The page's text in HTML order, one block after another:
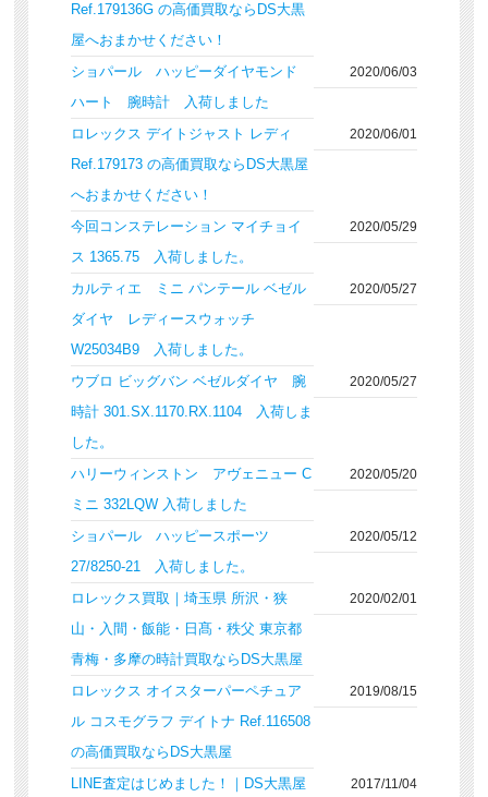
Ref.179136G の高価買取ならDS大黒
屋へおまかせください！
ショパール ハッピーダイヤモンド
ハート 腕時計 入荷しました
2020/06/03
ロレックス デイトジャスト レディ
Ref.179173 の高価買取ならDS大黒屋
へおまかせください！
2020/06/01
今回コンステレーション マイチョイ
ス 1365.75 入荷しました。
2020/05/29
カルティエ ミニ パンテール ベゼル
ダイヤ レディースウォッチ
W25034B9 入荷しました。
2020/05/27
ウブロ ビッグバン ベゼルダイヤ 腕
時計 301.SX.1170.RX.1104 入荷しま
した。
2020/05/27
ハリーウィンストン アヴェニュー C
ミニ 332LQW 入荷しました
2020/05/20
ショパール ハッピースポーツ
27/8250-21 入荷しました。
2020/05/12
ロレックス買取｜埼玉県 所沢・狭
山・入間・飯能・日髙・秩父 東京都
青梅・多摩の時計買取ならDS大黒屋
2020/02/01
ロレックス オイスターパーペチュア
ル コスモグラフ デイトナ Ref.116508
の高価買取ならDS大黒屋
2019/08/15
LINE査定はじめました！｜DS大黒屋
2017/11/04